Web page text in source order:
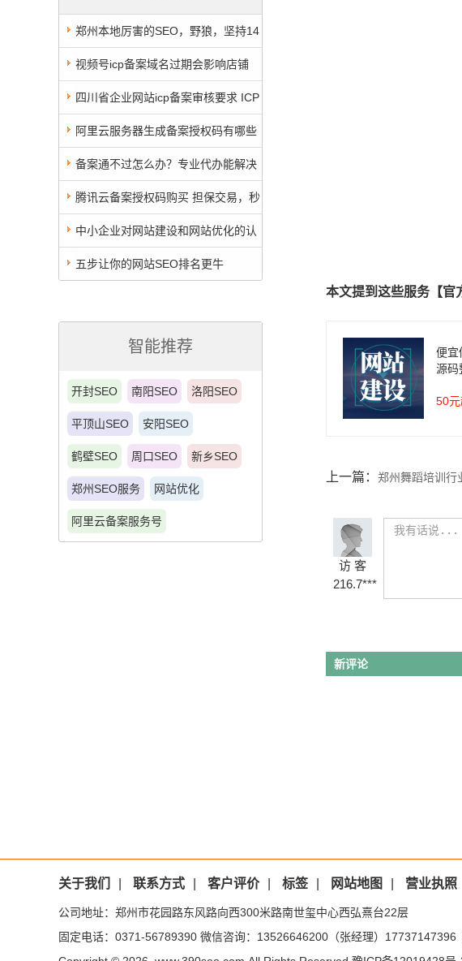
郑州本地厉害的SEO，野狼，坚持14
年只做纯手工SEO
视频号icp备案域名过期会影响店铺
吗？四川省企业网站icp备案审核要求 ICP
备案资料标准
阿里云服务器生成备案授权码有哪些
讲究？把所有规则一次谈透
备案通不过怎么办？专业代办能解决
哪些问题
腾讯云备案授权码购买 担保交易，秒
发货 服务号低至3.9元
中小企业对网站建设和网站优化的认
识误区
五步让你的网站SEO排名更牛
智能推荐
开封SEO 南阳SEO 洛阳SEO
平顶山SEO 安阳SEO
鹤壁SEO 周口SEO 新乡SEO
郑州SEO服务 网站优化
阿里云备案服务号
本文提到这些服务【官
便宜
源码
50
上一篇： 郑州舞蹈培训行
访 客
216.7***
新评论
关于我们 联系方式 客户评价 标签 网站地图 营业执照
公司地址：郑州市花园路东风路向西300米路南世玺中心西弘熹台22层
固定电话：0371-56789390 微信咨询：13526646200（张经理）